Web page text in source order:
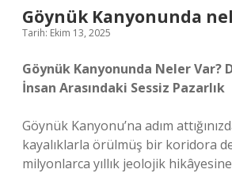
Göynük Kanyonunda
Tarih: Ekim 13, 2025
Göynük Kanyonunda Neler Var?
İnsan Arasındaki Sessiz Pazarlık
Göynük Kanyonu’na adım
kayalıklarla örülmüş bir koridora
milyonlarca yıllık jeolojik